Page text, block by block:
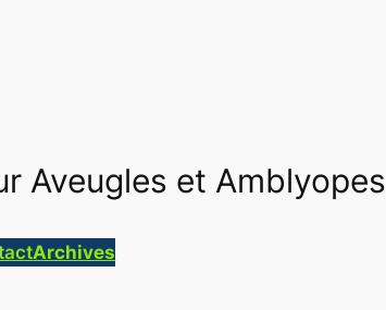
Aveugles et Amblyopes
Archives